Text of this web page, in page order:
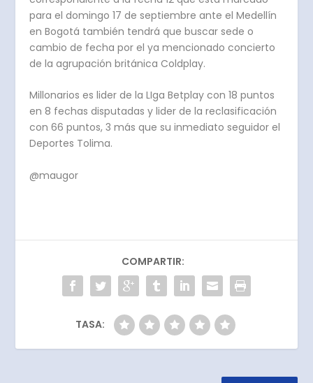
para el domingo 17 de septiembre ante el Medellín
en Bogotá también tendrá que buscar sede o
cambio de fecha por el ya mencionado concierto
de la agrupación británica Coldplay.
Millonarios es lider de la LIga Betplay con 18 puntos
en 8 fechas disputadas y lider de la reclasificación
con 66 puntos, 3 más que su inmediato seguidor el
Deportes Tolima.
@maugor
COMPARTIR:
TASA: